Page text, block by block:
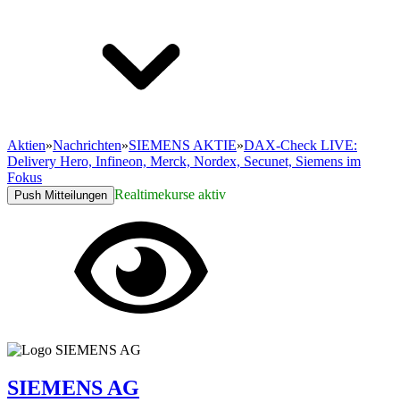
Aktien»Nachrichten»SIEMENS AKTIE»DAX-Check LIVE:
Delivery Hero, Infineon, Merck, Nordex, Secunet, Siemens im
Fokus
Push Mitteilungen Realtimekurse aktiv
SIEMENS AG